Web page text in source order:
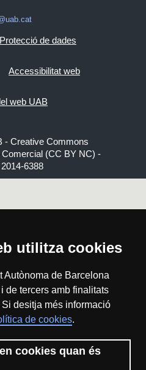
utilitza cookies
Autònoma de Barcelona
de tercers amb finalitats
desitja més informació
de cookies.
cookies quan és
Protecció de dades
Accessibilitat web
web UAB
- Creative Commons
(CC BY NC) -
6388